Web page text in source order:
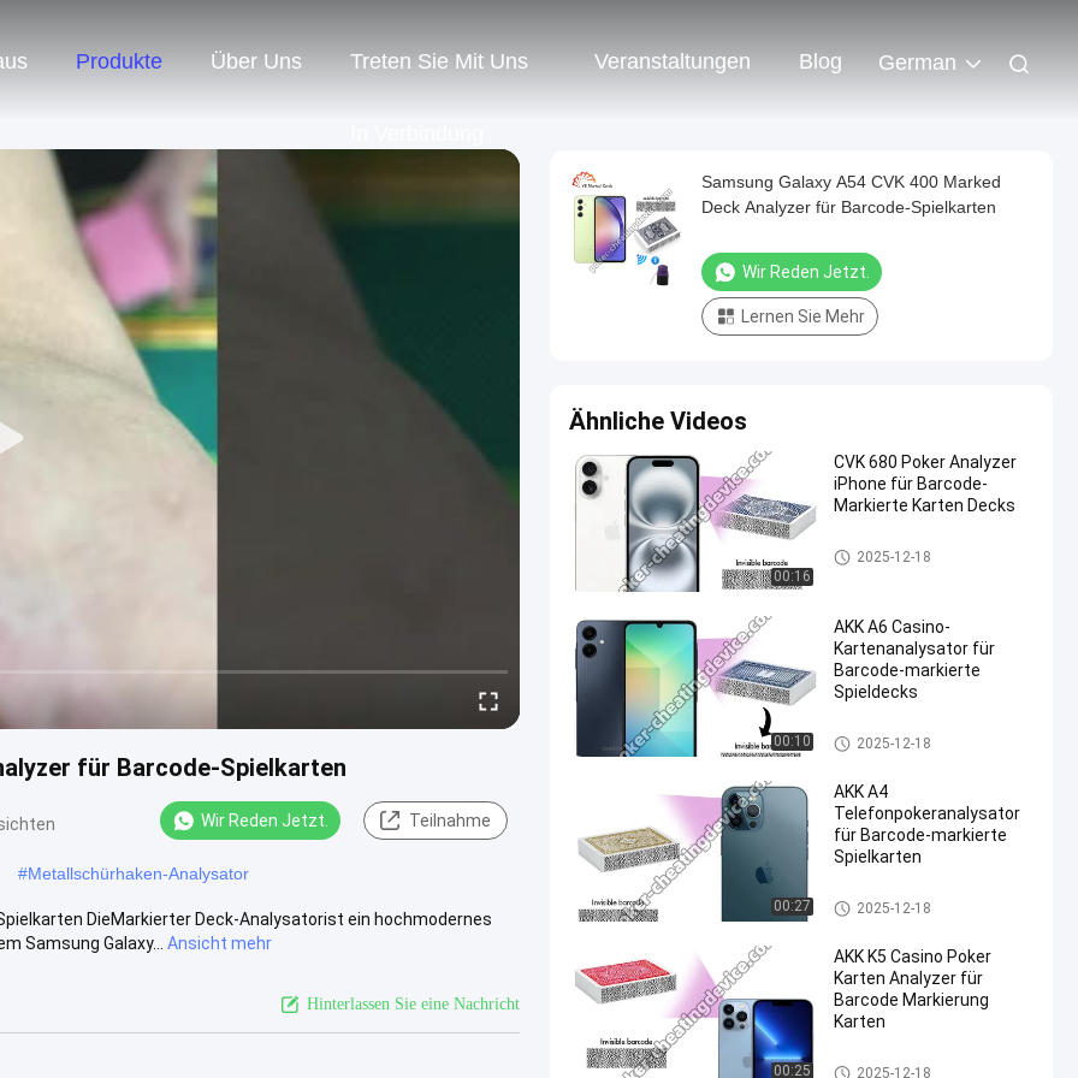
Produkte Über Uns Treten Sie Mit Uns Veranstaltungen Blog German
für Barcode-Spielkarten
Wir Reden Jetzt. Teilnahme
#Metallschürhaken-Analysator
DieMarkierter Deck-Analysatorist ein hochmodernes
Samsung Galaxy...
Ansicht mehr
Hinterlassen Sie eine Nachricht
Samsung Galaxy A54 CVK 400 Marked
Deck Analyzer für Barcode-Spielkarten
Wir Reden Jetzt.
Lernen Sie Mehr
Ähnliche Videos
00:16
CVK 680 Poker Analyzer
iPhone für Barcode-
Markierte Karten Decks
Schürhaken-Analysator-Gerät
2025-12-18
00:10
AKK A6 Casino-
Kartenanalysator für
Barcode-markierte
Spieldecks
Schürhaken-Analysator-Gerät
2025-12-18
00:27
AKK A4
Telefonpokeranalysator
für Barcode-markierte
Spielkarten
Schürhaken-Analysator-Gerät
2025-12-18
00:25
AKK K5 Casino Poker
Karten Analyzer für
Barcode Markierung
Karten
Schürhaken-Analysator-Gerät
2025-12-18